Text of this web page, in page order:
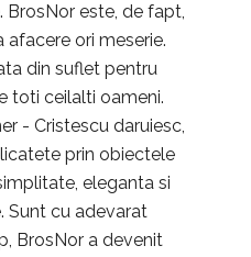
este, de fapt,
ori meserie.
din suflet pentru
toti ceilalti oameni.
- Cristescu daruiesc,
prin obiectele
eleganta si
Sunt cu adevarat
BrosNor a devenit